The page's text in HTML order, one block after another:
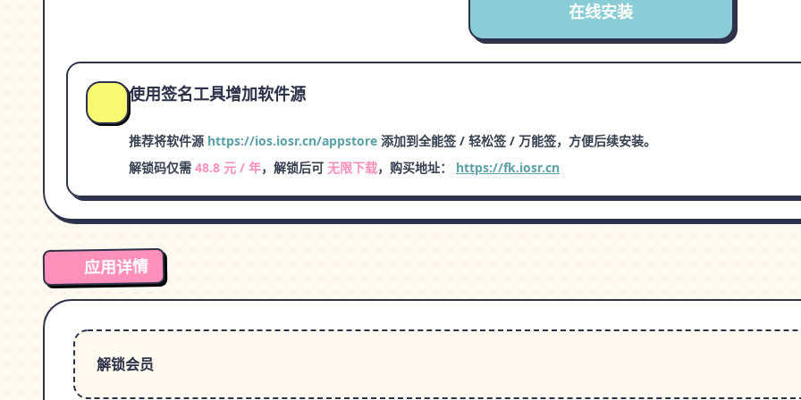
在线安装
使用签名工具增加软件源
推荐将软件源 https://ios.iosr.cn/appstore 添加到全能签 / 轻松签 / 万能签，方便后续安装。
解锁码仅需 48.8 元 / 年，解锁后可 无限下载，购买地址： https://fk.iosr.cn
应用详情
解锁会员